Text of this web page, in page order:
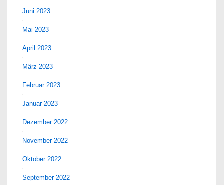
Juni 2023
Mai 2023
April 2023
März 2023
Februar 2023
Januar 2023
Dezember 2022
November 2022
Oktober 2022
September 2022